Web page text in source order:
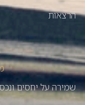
הרצאות
שמירה על יחסים